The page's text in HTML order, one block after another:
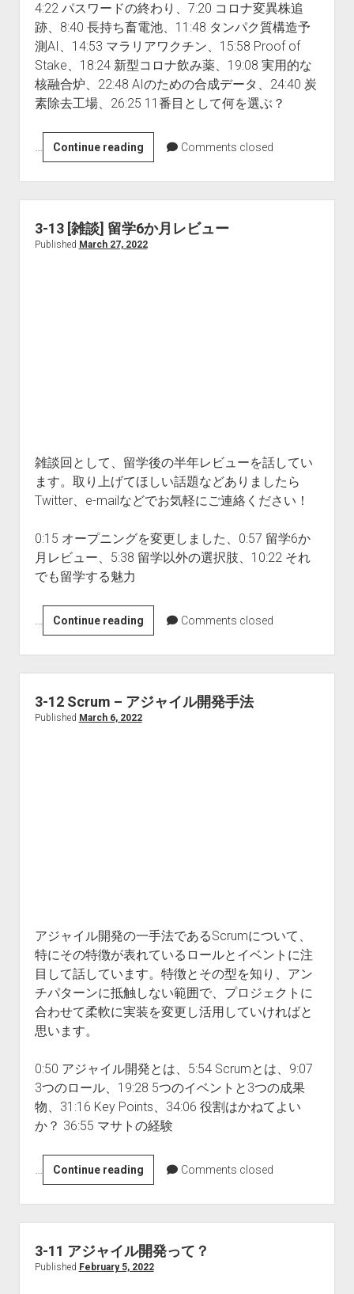
4:22 パスワードの終わり、7:20 コロナ変異株追
跡、8:40 長持ち畜電池、11:48 タンパク質構造予
測AI、14:53 マラリアワクチン、15:58 Proof of
Stake、18:24 新型コロナ飲み薬、19:08 実用的な
核融合炉、22:48 AIのための合成データ、24:40 炭
素除去工場、26:25 11番目として何を選ぶ？
… Continue reading3-
14
MIT
が
注
目
テ
ク
ノ
ジ
Comments closed
3-13 [雑談] 留学6か月レビュー
Published March 27, 2022
雑談回として、留学後の半年レビューを話してい
ます。取り上げてほしい話題などありましたら
Twitter、e-mailなどでお気軽にご連絡ください！
0:15 オープニングを変更しました、0:57 留学6か
月レビュー、5:38 留学以外の選択肢、10:22 それ
でも留学する魅力
… Continue reading3-
13
[雑
談]
留
Comments closed
3-12 Scrum – アジャイル開発手法
Published March 6, 2022
アジャイル開発の一手法であるScrumについて、
特にその特徴が表れているロールとイベントに注
目して話しています。特徴とその型を知り、アン
チパターンに抵触しない範囲で、プロジェクトに
合わせて柔軟に実装を変更し活用していければと
思います。
0:50 アジャイル開発とは、5:54 Scrumとは、9:07
3つのロール、19:28 5つのイベントと3つの成果
物、31:16 Key Points、34:06 役割はかねてよい
か？ 36:55 マサトの経験
… Continue reading3-
12
Scrum
–
ア
ジ
Comments closed
3-11 アジャイル開発って？
Published February 5, 2022